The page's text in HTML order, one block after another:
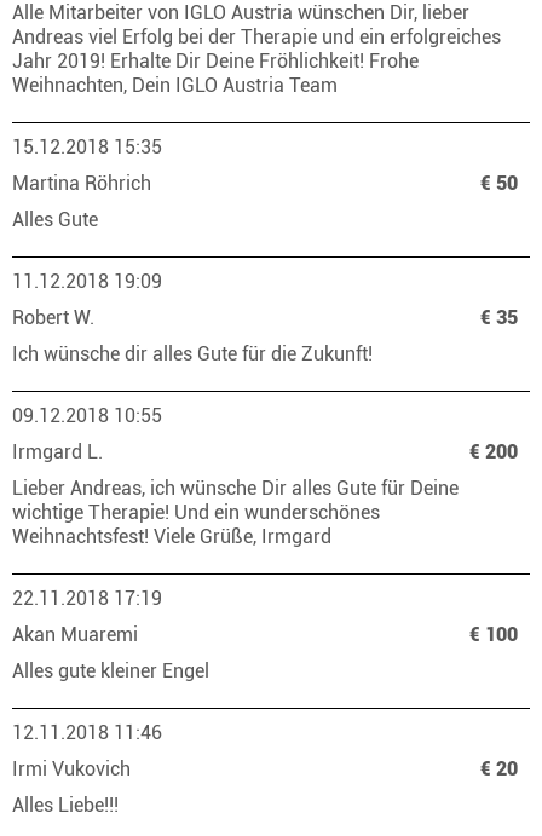
Alle Mitarbeiter von IGLO Austria wünschen Dir, lieber
Andreas viel Erfolg bei der Therapie und ein erfolgreiches
Jahr 2019! Erhalte Dir Deine Fröhlichkeit! Frohe
Weihnachten, Dein IGLO Austria Team
15.12.2018 15:35
Martina Röhrich
€ 50
Alles Gute
11.12.2018 19:09
Robert W.
€ 35
Ich wünsche dir alles Gute für die Zukunft!
09.12.2018 10:55
Irmgard L.
€ 200
Lieber Andreas, ich wünsche Dir alles Gute für Deine
wichtige Therapie! Und ein wunderschönes
Weihnachtsfest! Viele Grüße, Irmgard
22.11.2018 17:19
Akan Muaremi
€ 100
Alles gute kleiner Engel
12.11.2018 11:46
Irmi Vukovich
€ 20
Alles Liebe!!!